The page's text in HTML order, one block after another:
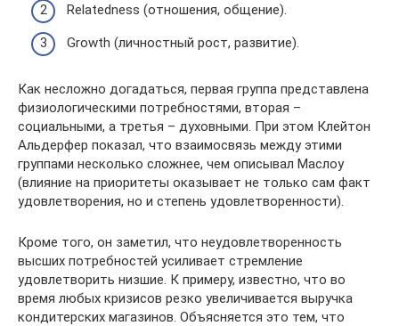
Relatedness (отношения, общение).
Growth (личностный рост, развитие).
Как несложно догадаться, первая группа представлена
физиологическими потребностями, вторая –
социальными, а третья – духовными. При этом Клейтон
Альдерфер показал, что взаимосвязь между этими
группами несколько сложнее, чем описывал Маслоу
(влияние на приоритеты оказывает не только сам факт
удовлетворения, но и степень удовлетворенности).
Кроме того, он заметил, что неудовлетворенность
высших потребностей усиливает стремление
удовлетворить низшие. К примеру, известно, что во
время любых кризисов резко увеличивается выручка
кондитерских магазинов. Объясняется это тем, что